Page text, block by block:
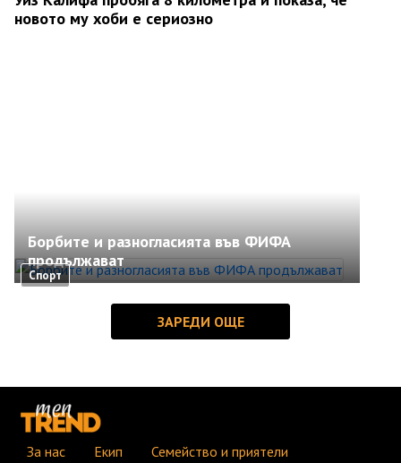
новото му хоби е сериозно
Спорт
Борбите и разногласията във ФИФА
продължават
За нас Екип
Семейство и приятели